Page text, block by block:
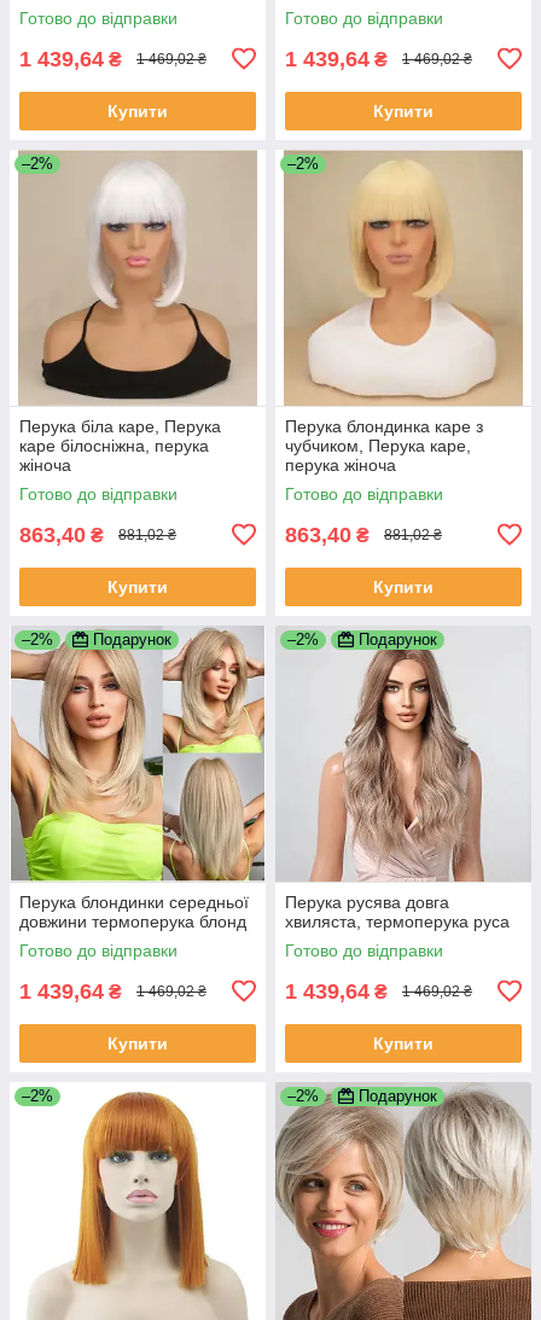
Готово до відправки
1 439,64 ₴ 1 469,02 ₴
Купити
Готово до відправки
1 439,64 ₴ 1 469,02 ₴
Купити
–2%
Перука біла каре, Перука
каре білосніжна, перука
жіноча
Готово до відправки
863,40 ₴ 881,02 ₴
Купити
–2%
Перука блондинка каре з
чубчиком, Перука каре,
перука жіноча
Готово до відправки
863,40 ₴ 881,02 ₴
Купити
–2% Подарунок
Перука блондинки середньої
довжини термоперука блонд
Готово до відправки
1 439,64 ₴ 1 469,02 ₴
Купити
–2% Подарунок
Перука русява довга
хвиляста, термоперука руса
Готово до відправки
1 439,64 ₴ 1 469,02 ₴
Купити
–2% –2% Подарунок